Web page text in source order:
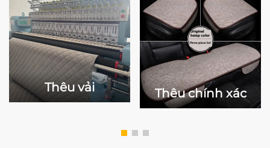
Thêu vải Thêu chính xác